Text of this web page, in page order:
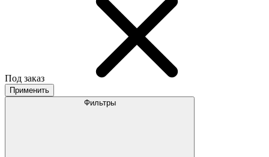
Под заказ
Применить
Фильтры